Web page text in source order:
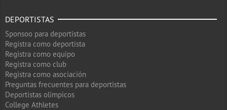
DEPORTISTAS
Sponsoo para deportistas
Registra como deportista
Registra como equipo
Registra como club
Registra como asociación
Preguntas frecuentes para deportistas
Deportistas olimpicos
College Athletes